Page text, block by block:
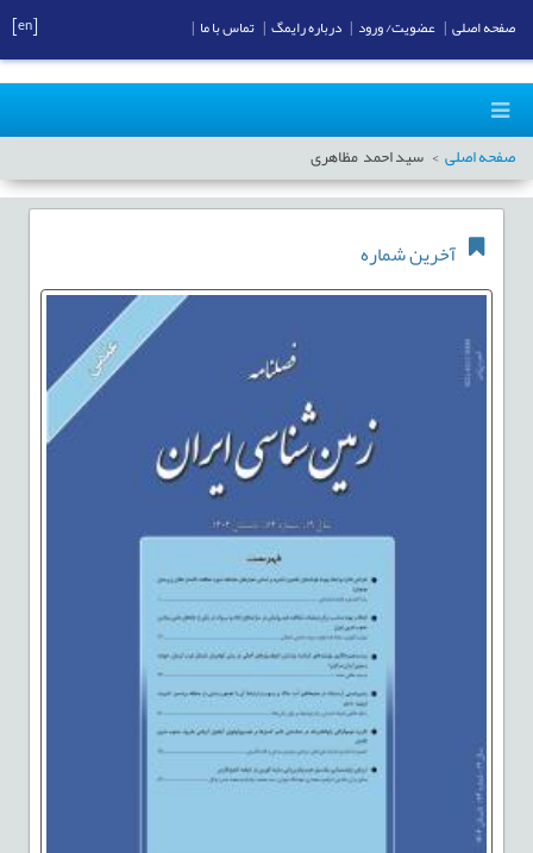
صفحه اصلی سید احمد مظاهری
آخرین شماره
صفحه اصلی عضویت/ ورود درباره رایمگ تماس با ما